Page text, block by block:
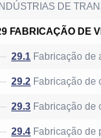
INDÚSTRIAS DE
FABRICAÇÃO DE
29.1 Fabricação de
29.2 Fabricação de
29.3 Fabricação de
29.4 Fabricação de